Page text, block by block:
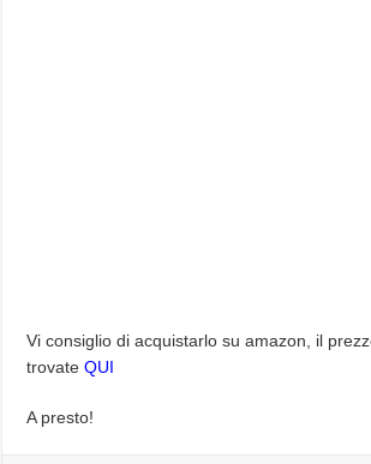
Vi consiglio di acquistarlo su amazon, il
trovateQUI
A presto!